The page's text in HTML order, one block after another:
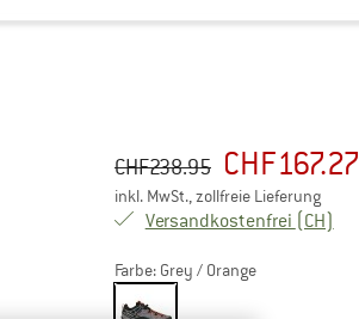
Ursprünglicher Preis :
CHF238.95
Preis: CHF167.27
inkl. MwSt., zollfreie Lieferung
Versandkostenfrei (CH)
Farbe: Grey / Orange